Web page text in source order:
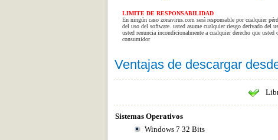
LIMITE DE RESPONSABILIDAD
En ningún caso zonavirus.com será responsable por cualquier
del uso del software. usted asume cualquier riesgo derivado del
usted renuncia incondicionalmente a cualquier derecho que
consumidor
Ventajas de descargar
Sistemas Operativos
Windows 7 32 Bits